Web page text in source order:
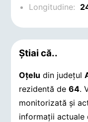
Longitudine:
Știai că..
Oţelu din județul
rezidentă de64.
monitorizată și
informații actuale